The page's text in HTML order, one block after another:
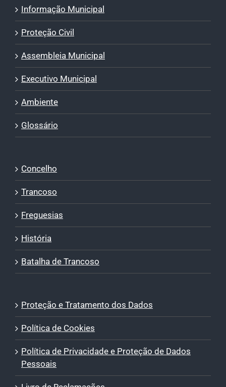
Informação Municipal
Proteção Civil
Assembleia Municipal
Executivo Municipal
Ambiente
Glossário
Concelho
Trancoso
Freguesias
História
Batalha de Trancoso
Proteção e Tratamento dos Dados
Política de Cookies
Política de Privacidade e Proteção de Dados
Pessoais